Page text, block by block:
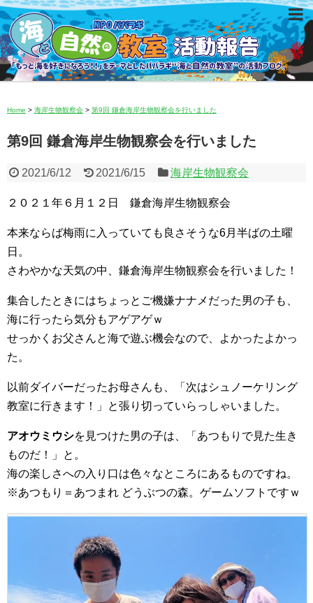
Home > 海岸生物観察会 > 第9回 鎌倉海岸生物観察会を行いました
第9回 鎌倉海岸生物観察会を行いました
2021/6/12 2021/6/15 海岸生物観察会
２０２１年６月１２日 鎌倉海岸生物観察会
本来ならば梅雨に入っていても良さそうな6月半ばの土曜
日。
さわやかな天気の中、鎌倉海岸生物観察会を行いました！
集合したときにはちょっとご機嫌ナナメだった男の子も、
海に行ったら気分もアゲアゲｗ
せっかくお父さんと海で遊ぶ機会なので、よかったよかっ
た。
以前ダイバーだったお母さんも、「次はシュノーケリング
教室に行きます！」と張り切っていらっしゃいました。
アオウミウシを見つけた男の子は、「あつもりで見た生き
ものだ！」と。
海の楽しさへの入り口は色々なところにあるものですね。
※あつもり＝あつまれ どうぶつの森。ゲームソフトですｗ